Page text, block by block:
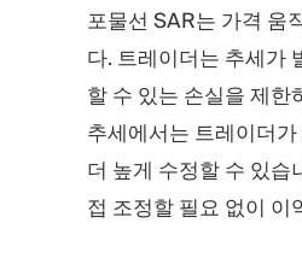
포물선 SAR는 가격 움
다. 트레이더는 추세가
할 수 있는 손실을 제한
추세에서는 트레이더
더 높게 수정할 수 있습
접 조정할 필요 없이 이